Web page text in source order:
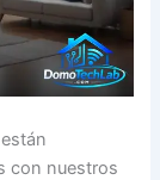
están
con nuestros